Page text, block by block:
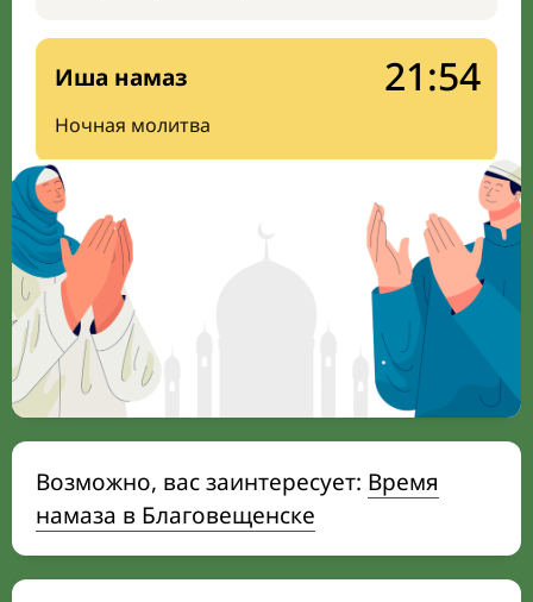
Иша намаз
Ночная молитва
21:54
Возможно, вас заинтересует: Время
намаза в Благовещенске